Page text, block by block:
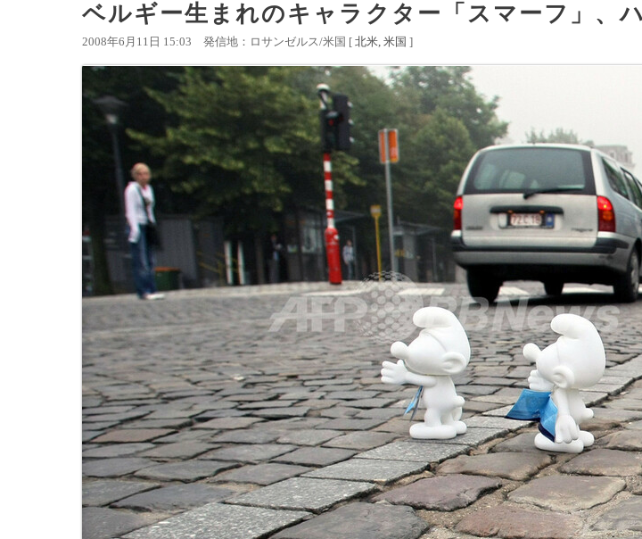
ベルギー生まれのキャラクター「スマーフ」、
2008年6月11日 15:03 発信地：ロサンゼルス/米国 [ 北米 米国 ]